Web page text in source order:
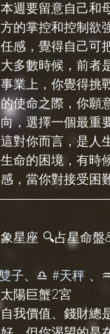
本週要留意自己和
方的掌控和控制欲
任感，覺得自己可
大多數時候，前者
事業上，你覺得挑
的使命之際，你願
向，選擇一個最重
這對你而言，是人
生命的困境，有時
感，當你對接受困
星座 🔍占星命
子、♎️ #天秤 、
太陽巨蟹2宮
自我價值、錢財總